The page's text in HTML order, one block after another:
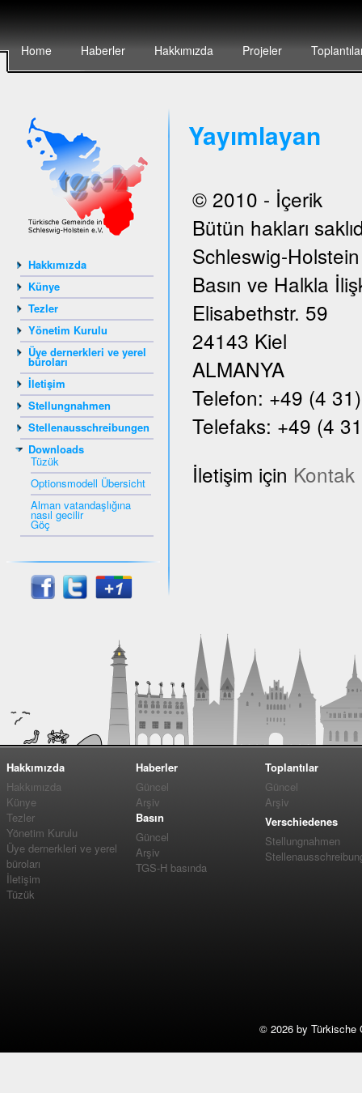
Home Haberler Hakkımızda Projeler
Hakkımızda
Künye
Tezler
Yönetim Kurulu
Üye dernerkleri ve yerel
büroları
İletişim
Stellungnahmen
Stellenausschreibungen
Downloads
Tüzük
Optionsmodell Übersicht
Alman vatandaşlığına
nasıl gecilir
Göç
Yayımlayan
© 2010 - İçerik
Bütün hakları
Schleswig-
Basın ve Halkla
Elisabethstr. 59
24143 Kiel
ALMANYA
Telefon: +49 (4
Telefaks: +49 (4
İletişim için
Hakkımızda
Hakkımızda
Künye
Tezler
Yönetim Kurulu
Üye dernerkleri ve yerel
büroları
İletişim
Tüzük
Haberler
Güncel
Arşiv
Basın
Güncel
Arşiv
TGS-H basında
Toplantılar
Güncel
Arşiv
Verschiedenes
Stellungnahmen
© 2026 by Türkische